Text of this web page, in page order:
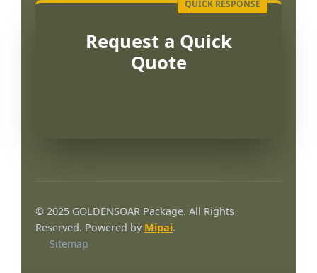
Request a Quick
Quote
© 2025 GOLDENSOAR Package. All Rights
Reserved. Powered by Mipai.
Sitemap